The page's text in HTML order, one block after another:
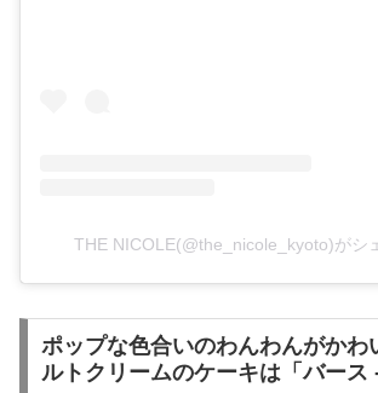
THE NICOLE(@the_nicole_kyoto)がシ
ポップな色合いのわんわんがかわ
ルトクリームのケーキは「バース